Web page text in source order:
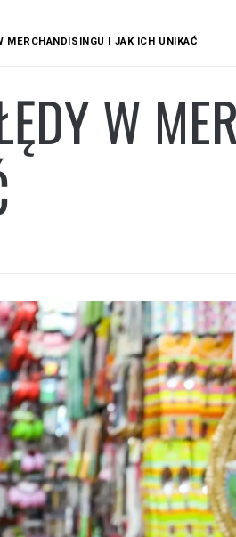
MERCHANDISINGU I JAK ICH UNIKAĆ
W